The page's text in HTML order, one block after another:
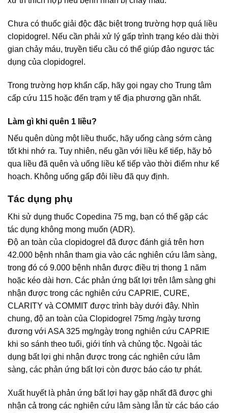
Chưa có thuốc giải độc đặc biệt trong trường hợp quá liều
clopidogrel. Nếu cần phải xử lý gấp trình trạng kéo dài thời
gian chảy máu, truyền tiểu cầu có thể giúp đảo ngược tác
dụng của clopidogrel.
Trong trường hợp khẩn cấp, hãy gọi ngay cho Trung tâm
cấp cứu 115 hoặc đến trạm y tế địa phương gần nhất.
Làm gì khi quên 1 liều?
Nếu quên dùng một liều thuốc, hãy uống càng sớm càng
tốt khi nhớ ra. Tuy nhiên, nếu gần với liều kế tiếp, hãy bỏ
qua liều đã quên và uống liều kế tiếp vào thời điểm như kế
hoạch. Không uống gấp đôi liều đã quy định.
Tác dụng phụ
Khi sử dụng thuốc Copedina 75 mg, bạn có thể gặp các
tác dụng không mong muốn (ADR).
Độ an toàn của clopidogrel đã được đánh giá trên hơn
42.000 bệnh nhân tham gia vào các nghiên cứu lâm sàng,
trong đó có 9.000 bệnh nhân được điều trị thong 1 năm
hoặc kéo dài hơn. Các phản ứng bất lợi trên lâm sàng ghi
nhận được trong các nghiên cứu CAPRIE, CURE,
CLARITY và COMMIT được trình bày dưới đây. Nhìn
chung, độ an toàn của Clopidogrel 75mg /ngày tương
đương với ASA 325 mg/ngày trong nghiên cứu CAPRIE
khi so sánh theo tuổi, giới tính và chủng tộc. Ngoài tác
dụng bất lợi ghi nhận được trong các nghiên cứu lâm
sàng, các phản ứng bất lợi còn được báo cáo tự phát.
Xuất huyết là phản ứng bất lợi hay gặp nhất đã được ghi
nhận cả trong các nghiên cứu lâm sàng lẫn từ các báo cáo